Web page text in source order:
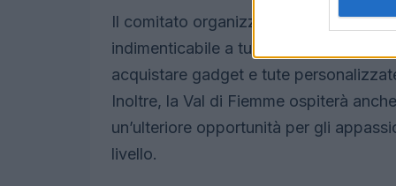
Il comitato organizzatore sta
indimenticabile a tutti i partecipanti e
acquistare gadget e tute
Inoltre, la Val di Fiemme ospiterà
un’ulteriore opportunità per gli
livello.